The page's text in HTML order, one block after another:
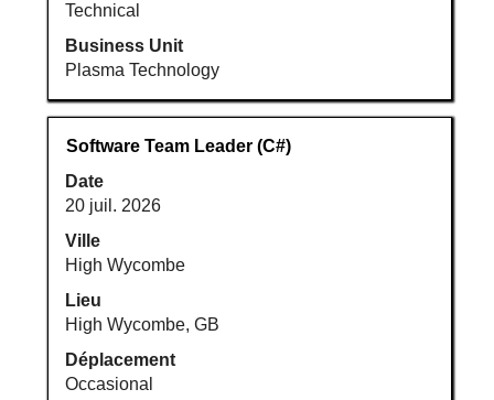
Technical
Business Unit
Plasma Technology
Titre
Software Team Leader (C#)
Date
20 juil. 2026
Ville
High Wycombe
Lieu
High Wycombe, GB
Déplacement
Occasional
Sélectionnez
avec
la
barre
d’espacement
pour
afficher
tout
contenu
des